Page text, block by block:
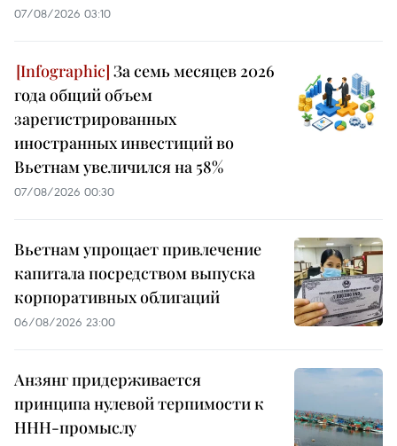
07/08/2026 03:10
За семь месяцев 2026
года общий объем
зарегистрированных
иностранных инвестиций во
Вьетнам увеличился на 58%
07/08/2026 00:30
Вьетнам упрощает привлечение
капитала посредством выпуска
корпоративных облигаций
06/08/2026 23:00
Анзянг придерживается
принципа нулевой терпимости к
ННН-промыслу